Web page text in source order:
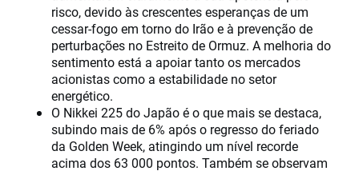
risco, devido às crescentes esperanças de um
cessar-fogo em torno do Irão e à prevenção de
perturbações no Estreito de Ormuz. A melhoria do
sentimento está a apoiar tanto os mercados
acionistas como a estabilidade no setor
energético.
O Nikkei 225 do Japão é o que mais se destaca,
subindo mais de 6% após o regresso do feriado
da Golden Week, atingindo um nível recorde
acima dos 63 000 pontos. Também se observam